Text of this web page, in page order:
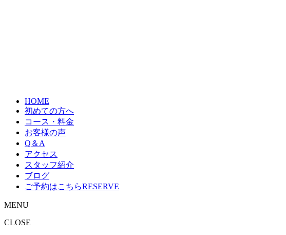
HOME
初めての方へ
コース・料金
お客様の声
Q＆A
アクセス
スタッフ紹介
ブログ
ご予約はこちらRESERVE
MENU
CLOSE